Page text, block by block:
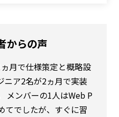
からの声
月で仕様策定と概略設
ニア2名が2ヵ月で実装
メンバーの1人はWeb P
でしたが、すぐに習